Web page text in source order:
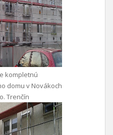
kompletnú
domu v Novákoch
Trenčín